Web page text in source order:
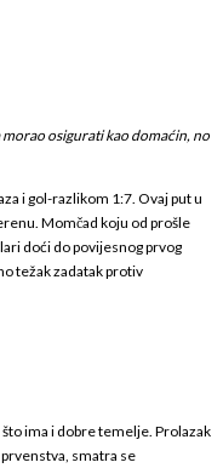
osigurati kao domaćin, no
i gol-razlikom 1:7. Ovaj put u
Momčad koju od prošle
doći do povijesnog prvog
težak zadatak protiv
ima i dobre temelje. Prolazak
smatra se